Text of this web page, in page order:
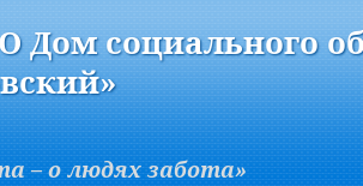
Дом социального
– о людях забота»